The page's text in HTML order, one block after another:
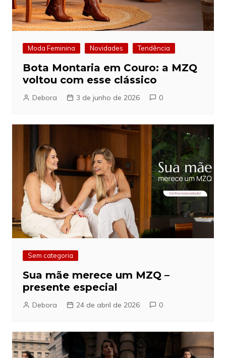
Moda Feminina Novidades Tendência
Bota Montaria em Couro: a MZQ
voltou com esse clássico
Debora 3 de junho de 2026 0
Sem categoria
Sua mãe merece um MZQ –
presente especial
Debora 24 de abril de 2026 0